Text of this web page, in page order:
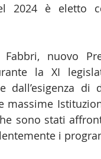
2024 è eletto
nuovo
la XI
dall’esigenza
massime
sono stati
i